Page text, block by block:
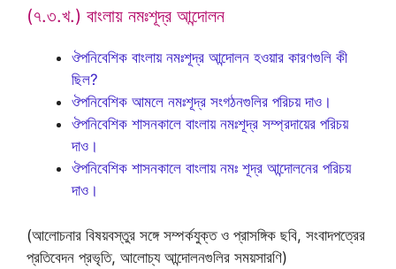
(৭.৩.খ.) বাংলায় নমঃশূদ্র আন্দোলন
ঔপনিবেশিক বাংলায় নমঃশূদ্র আন্দোলন হওয়ার কারণগুলি কী
ছিল?
ঔপনিবেশিক আমলে নমঃশূদ্র সংগঠনগুলির পরিচয় দাও।
ঔপনিবেশিক শাসনকালে বাংলায় নমঃশূদ্র সম্প্রদায়ের পরিচয়
দাও।
ঔপনিবেশিক শাসনকালে বাংলায় নমঃ শূদ্র আন্দোলনের পরিচয়
দাও।
(আলোচনার বিষয়বস্তুর সঙ্গে সম্পর্কযুক্ত ও প্রাসঙ্গিক ছবি, সংবাদপত্রের
প্রতিবেদন প্রভৃতি, আলোচ্য আন্দোলনগুলির সময়সারণি)